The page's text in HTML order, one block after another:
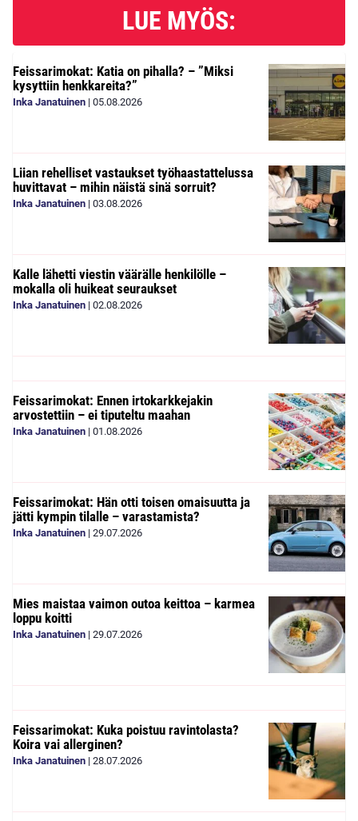
LUE MYÖS:
Feissarimokat: Katia on pihalla? – ”Miksi
kysyttiin henkkareita?”
Inka Janatuinen | 05.08.2026
Liian rehelliset vastaukset työhaastattelussa
huvittavat – mihin näistä sinä sorruit?
Inka Janatuinen | 03.08.2026
Kalle lähetti viestin väärälle henkilölle –
mokalla oli huikeat seuraukset
Inka Janatuinen | 02.08.2026
Feissarimokat: Ennen irtokarkkejakin
arvostettiin – ei tiputeltu maahan
Inka Janatuinen | 01.08.2026
Feissarimokat: Hän otti toisen omaisuutta ja
jätti kympin tilalle – varastamista?
Inka Janatuinen | 29.07.2026
Mies maistaa vaimon outoa keittoa – karmea
loppu koitti
Inka Janatuinen | 29.07.2026
Feissarimokat: Kuka poistuu ravintolasta?
Koira vai allerginen?
Inka Janatuinen | 28.07.2026